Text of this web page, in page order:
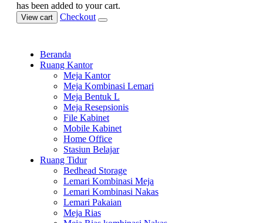
has been added to your cart.
View cart Checkout
Beranda
Ruang Kantor
Meja Kantor
Meja Kombinasi Lemari
Meja Bentuk L
Meja Resepsionis
File Kabinet
Mobile Kabinet
Home Office
Stasiun Belajar
Ruang Tidur
Bedhead Storage
Lemari Kombinasi Meja
Lemari Kombinasi Nakas
Lemari Pakaian
Meja Rias